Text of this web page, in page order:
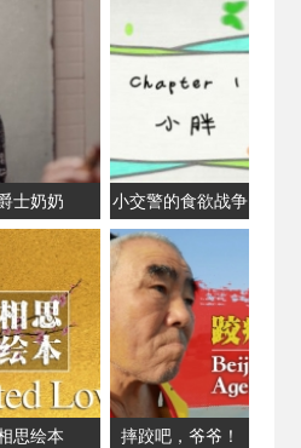
士奶奶 小交警的食欲战争
思绘本
摔跤吧，爷爷！